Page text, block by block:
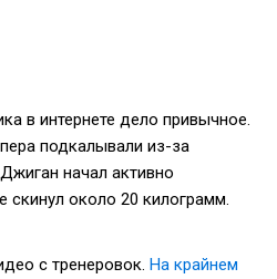
в интернете дело привычное.
подкалывали из-за
начал активно
скинул около 20 килограмм.
с тренеровок. На крайнем